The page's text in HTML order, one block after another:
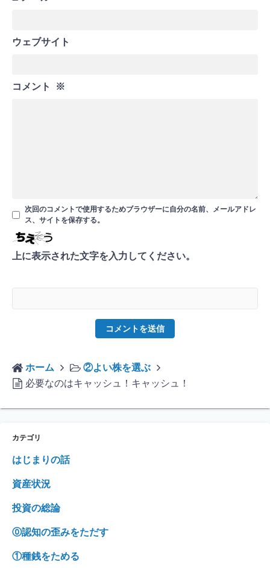
ウェブサイト
コメント ※
次回のコメントで使用するためブラウザーに自分の名前、メールアドレ
ス、サイトを保存する。
上に表示された文字を入力してください。
ホーム
②よい株を選ぶ
必要なのはキャッシュ！キャッシュ！
カテゴリ
はじまりの話
資産状況
投資の総論
⓪認知の歪みをただす
①種銭をためる